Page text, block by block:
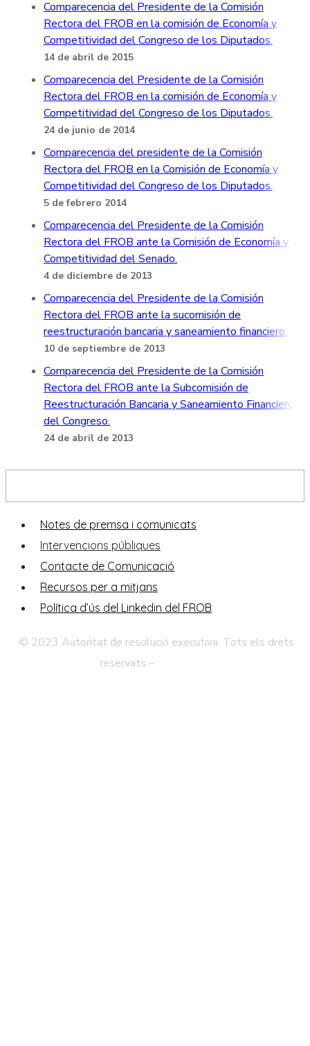
Comparecencia del Presidente de la Comisión
Rectora del FROB en la comisión de Economía y
Competitividad del Congreso de los Diputados.
14 de abril de 2015
Comparecencia del Presidente de la Comisión
Rectora del FROB en la comisión de Economía y
Competitividad del Congreso de los Diputados.
24 de junio de 2014
Comparecencia del presidente de la Comisión
Rectora del FROB en la Comisión de Economía y
Competitividad del Congreso de los Diputados.
5 de febrero 2014
Comparecencia del Presidente de la Comisión
Rectora del FROB ante la Comisión de Economía y
Competitividad del Senado.
4 de diciembre de 2013
Comparecencia del Presidente de la Comisión
Rectora del FROB ante la sucomisión de
reestructuración bancaria y saneamiento financiero.
10 de septiembre de 2013
Comparecencia del Presidente de la Comisión
Rectora del FROB ante la Subcomisión de
Reestructuración Bancaria y Saneamiento Financiero
del Congreso.
24 de abril de 2013
Notes de premsa i comunicats
Intervencions públiques
Contacte de Comunicació
Recursos per a mitjans
Política d’ús del Linkedin del FROB
© 2023 Autoritat de resolució executiva. Tots els drets
reservats –